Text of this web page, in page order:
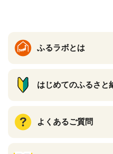
ふるラボとは
はじめてのふるさと
よくあるご質問